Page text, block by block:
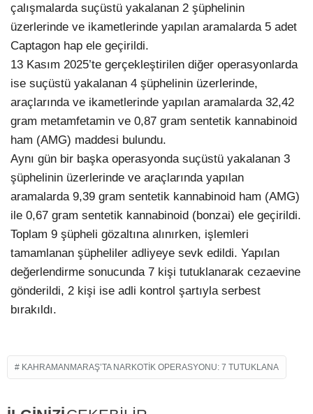
çalışmalarda suçüstü yakalanan 2 şüphelinin
üzerlerinde ve ikametlerinde yapılan aramalarda 5 adet
Captagon hap ele geçirildi.
13 Kasım 2025’te gerçekleştirilen diğer operasyonlarda
ise suçüstü yakalanan 4 şüphelinin üzerlerinde,
araçlarında ve ikametlerinde yapılan aramalarda 32,42
gram metamfetamin ve 0,87 gram sentetik kannabinoid
ham (AMG) maddesi bulundu.
Aynı gün bir başka operasyonda suçüstü yakalanan 3
şüphelinin üzerlerinde ve araçlarında yapılan
aramalarda 9,39 gram sentetik kannabinoid ham (AMG)
ile 0,67 gram sentetik kannabinoid (bonzai) ele geçirildi.
Toplam 9 şüpheli gözaltına alınırken, işlemleri
tamamlanan şüpheliler adliyeye sevk edildi. Yapılan
değerlendirme sonucunda 7 kişi tutuklanarak cezaevine
gönderildi, 2 kişi ise adli kontrol şartıyla serbest
bırakıldı.
KAHRAMANMARAŞ’TA NARKOTIK OPERASYONU: 7 TUTUKLANA